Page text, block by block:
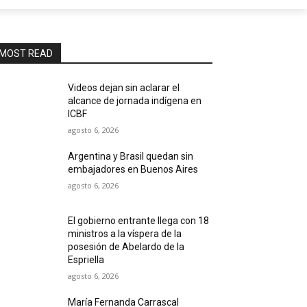
READ
Videos dejan sin aclarar el
alcance de jornada indígena en
ICBF
agosto 6, 2026
Argentina y Brasil quedan sin
embajadores en Buenos Aires
agosto 6, 2026
El gobierno entrante llega con 18
ministros a la víspera de la
posesión de Abelardo de la
Espriella
agosto 6, 2026
María Fernanda Carrascal